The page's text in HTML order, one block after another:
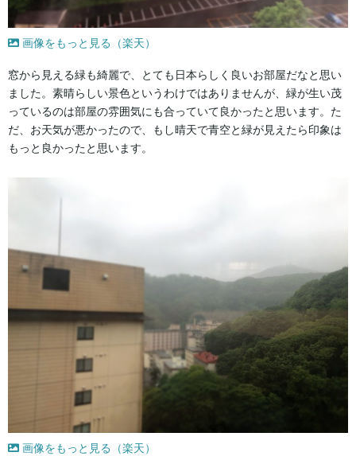
画像をもっと見る（楽天）
窓から見える緑も綺麗で、とても日本らしく良いお部屋だなと思い
ました。素晴らしい景色というわけではありませんが、緑が生い茂
っているのは部屋の雰囲気にも合っていて良かったと思います。た
だ、お天気が悪かったので、もし晴天で青空と緑が見えたら印象は
もっと良かったと思います。
画像をもっと見る（楽天）